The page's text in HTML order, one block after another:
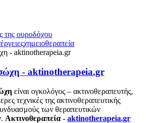
της ουροδόχου
χημειοθεραπεία
- aktinotherapeia.gr
είναι ογκολόγος – ακτινοθεραπευτής,
τεχνικές της ακτινοθεραπευτικής
των θεραπευτικών
Ακτινοθεραπεία - aktinotherapeia.gr